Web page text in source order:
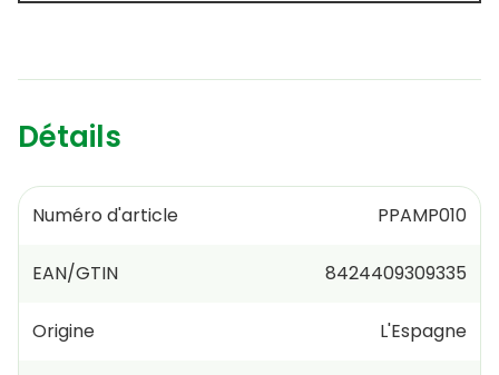
Détails
Numéro d'article PPAMP010
EAN/GTIN 8424409309335
Origine L'Espagne